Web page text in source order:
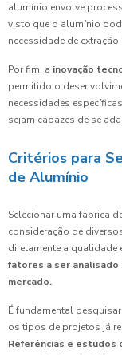
alumínio envolve
visto que o alumínio
necessidade de
Por fim, a inovação
permitido o
necessidades
sejam capazes de se
Critérios para
de Alumínio
Selecionar uma fabrica
consideração de
diretamente a qualidade
fatores a ser analisado
mercado.
É fundamental
os tipos de projetos já
Referências e estudos